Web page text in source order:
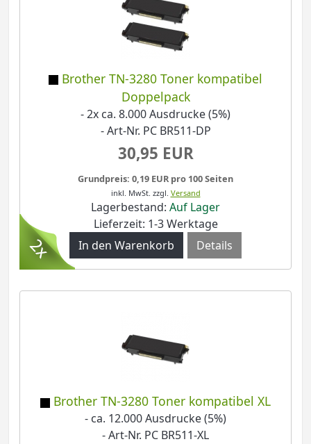
Brother TN-3280 Toner kompatibel
Doppelpack
- 2x ca. 8.000 Ausdrucke (5%)
- Art-Nr. PC BR511-DP
30,95 EUR
Grundpreis: 0,19 EUR pro 100 Seiten
inkl. MwSt. zzgl. Versand
Lagerbestand: Auf Lager
Lieferzeit: 1-3 Werktage
Details
Brother TN-3280 Toner kompatibel XL
- ca. 12.000 Ausdrucke (5%)
- Art-Nr. PC BR511-XL